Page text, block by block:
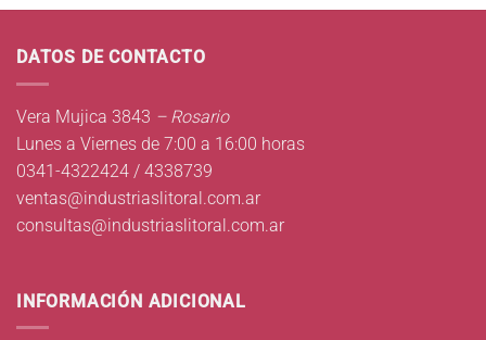
DATOS DE CONTACTO
Vera Mujica 3843 – Rosario
Lunes a Viernes de 7:00 a 16:00 horas
0341-4322424 / 4338739
ventas@industriaslitoral.com.ar
consultas@industriaslitoral.com.ar
INFORMACIÓN ADICIONAL